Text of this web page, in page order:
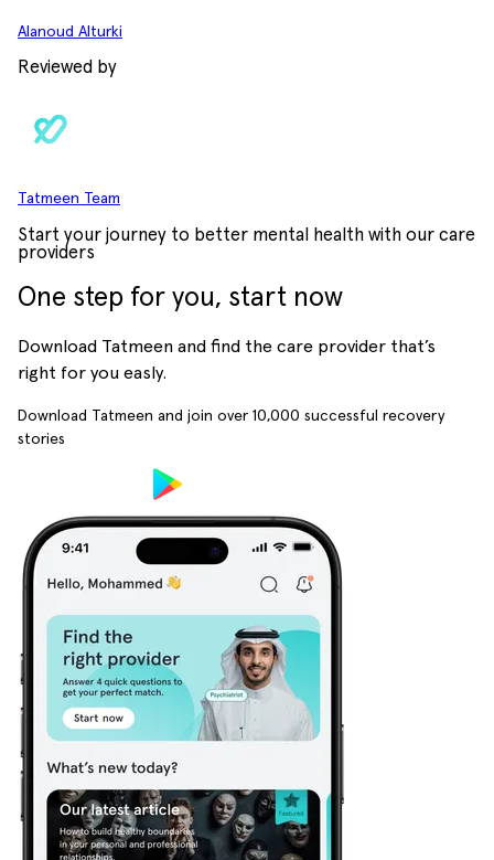
Alanoud Alturki
Reviewed by
Tatmeen Team
Start your journey to better mental health with our care
providers
One step for you, start now
Download Tatmeen and find the care provider that’s
right for you easly.
Download Tatmeen and join over 10,000 successful recovery
stories